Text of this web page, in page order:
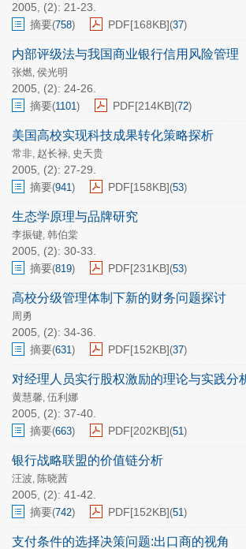
2005, (2): 21-23.
摘要(758) PDF[168KB](37)
内部评级法与我国商业银行信用风险管理
张燃, 侯光明
2005, (2): 24-26.
摘要(1101) PDF[214KB](72)
美国高校实现科技成果转化策略探析
常非, 赵长禄, 史天贵
2005, (2): 27-29.
摘要(941) PDF[158KB](53)
生态学原理与品牌研究
李振键, 韩伯棠
2005, (2): 30-33.
摘要(819) PDF[231KB](53)
高校分级管理体制下新的财务问题探讨
周勇
2005, (2): 34-36.
摘要(631) PDF[152KB](37)
对经理人员实行股权激励的理论与实践分
黄慧馨, 伍利娜
2005, (2): 37-40.
摘要(663) PDF[202KB](51)
银行战略联盟的价值链分析
汪波, 陈晓茜
2005, (2): 41-42.
摘要(742) PDF[152KB](51)
支付条件的选择决策问题:出口商的视角